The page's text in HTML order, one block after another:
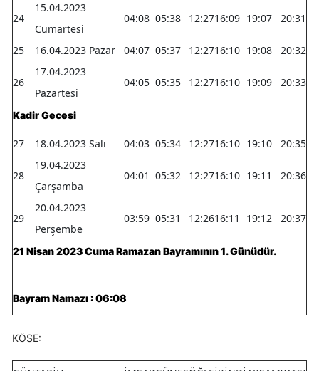
24
15.04.2023
Cumartesi
04:08 05:38 12:2716:09 19:07 20:31
25 16.04.2023 Pazar 04:07 05:37 12:2716:10 19:08 20:32
26
17.04.2023
Pazartesi
04:05 05:35 12:2716:10 19:09 20:33
Kadir Gecesi
27 18.04.2023 Salı 04:03 05:34 12:2716:10 19:10 20:35
28
19.04.2023
Çarşamba
04:01 05:32 12:2716:10 19:11 20:36
29
20.04.2023
Perşembe
03:59 05:31 12:2616:11 19:12 20:37
21 Nisan 2023 Cuma Ramazan Bayramının 1. Günüdür.
Bayram Namazı : 06:08
KÖSE: